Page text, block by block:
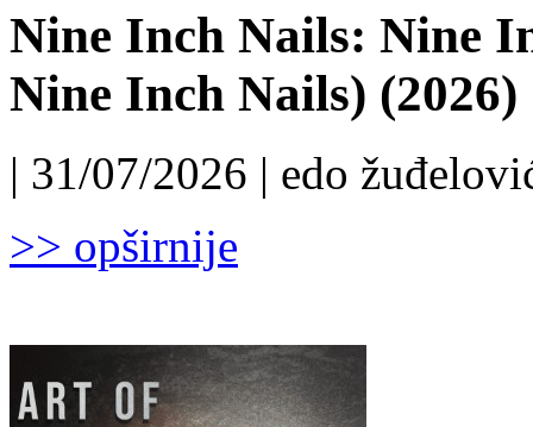
Nine Inch Nails: Nine
Nine Inch Nails) (2026)
| 31/07/2026 | edo
>> opširnije